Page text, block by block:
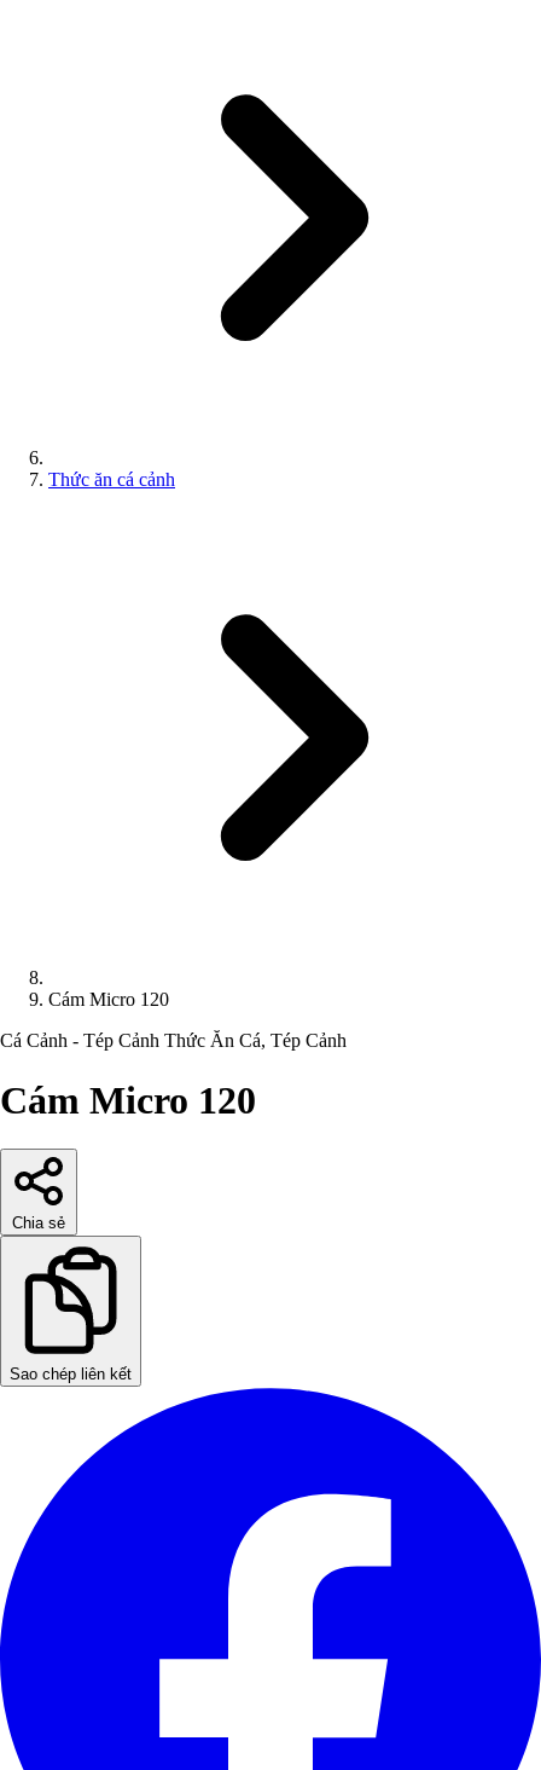
Thức ăn cá cảnh
Cám Micro 120
Cá Cảnh - Tép Cảnh Thức Ăn Cá, Tép Cảnh
Cám Micro 120
Chia sẻ
Sao chép liên kết